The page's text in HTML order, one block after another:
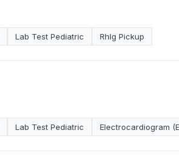
Lab Test Pediatric RhIg Pickup
Lab Test Pediatric Electrocardiogram